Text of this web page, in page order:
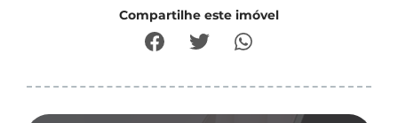
Compartilhe este imóvel